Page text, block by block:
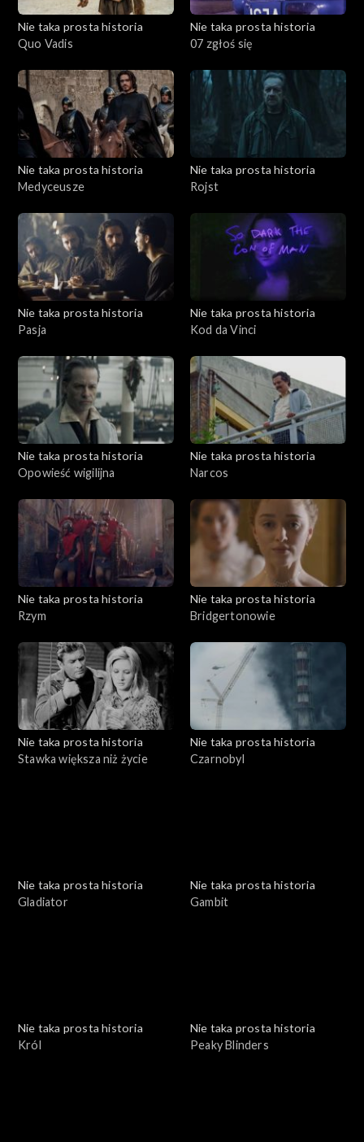
Nie taka prosta historia
Quo Vadis
Nie taka prosta historia
07 zgłoś się
Nie taka prosta historia
Medyceusze
Nie taka prosta historia
Rojst
Nie taka prosta historia
Pasja
Nie taka prosta historia
Kod da Vinci
Nie taka prosta historia
Opowieść wigilijna
Nie taka prosta historia
Narcos
Nie taka prosta historia
Rzym
Nie taka prosta historia
Bridgertonowie
Nie taka prosta historia
Stawka większa niż życie
Nie taka prosta historia
Czarnobyl
Nie taka prosta historia
Gladiator
Nie taka prosta historia
Gambit
Nie taka prosta historia
Król
Nie taka prosta historia
Peaky Blinders